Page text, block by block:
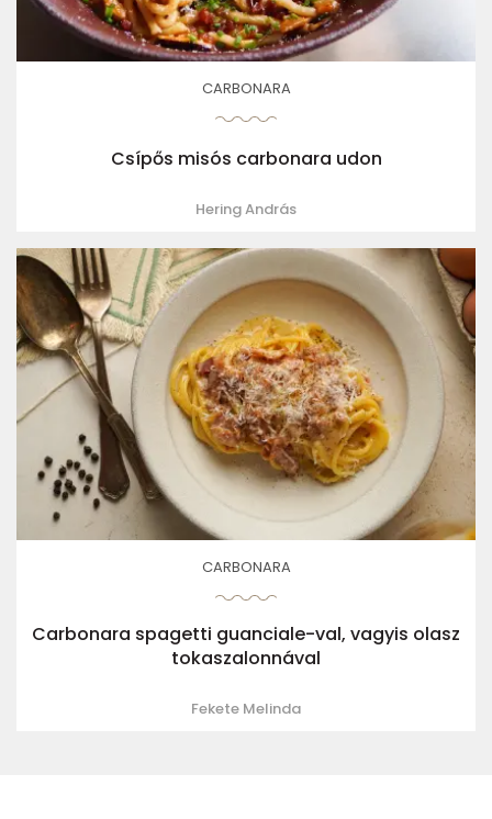
CARBONARA
Csípős misós carbonara udon
Hering András
CARBONARA
Carbonara spagetti guanciale-val, vagyis olasz
tokaszalonnával
Fekete Melinda